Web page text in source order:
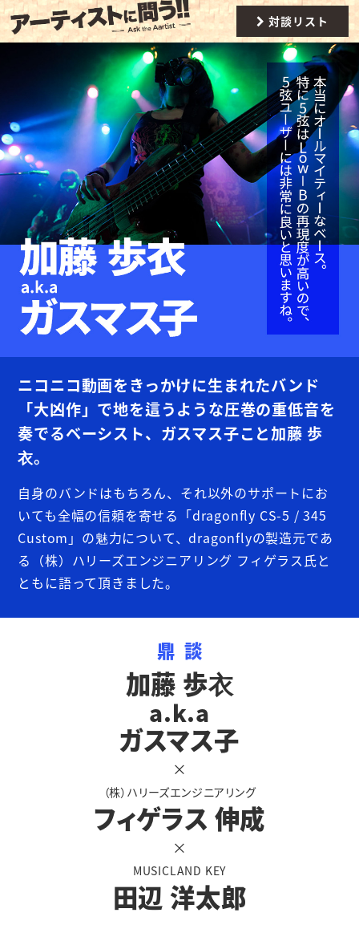
対談リスト
ニコニコ動画をきっかけに生まれたバンド
「大凶作」で地を這うような圧巻の重低音を
奏でるベーシスト、ガスマス子こと加藤 歩
衣。
自身のバンドはもちろん、それ以外のサポートにお
いても全幅の信頼を寄せる「dragonfly CS-5 / 345
Custom」の魅力について、dragonflyの製造元であ
る（株）ハリーズエンジニアリング フィゲラス氏と
ともに語って頂きました。
鼎談
加藤 歩衣
a.k.a
ガスマス子
×
（株）ハリーズエンジニアリング
フィゲラス 伸成
×
MUSICLAND KEY
田辺 洋太郎